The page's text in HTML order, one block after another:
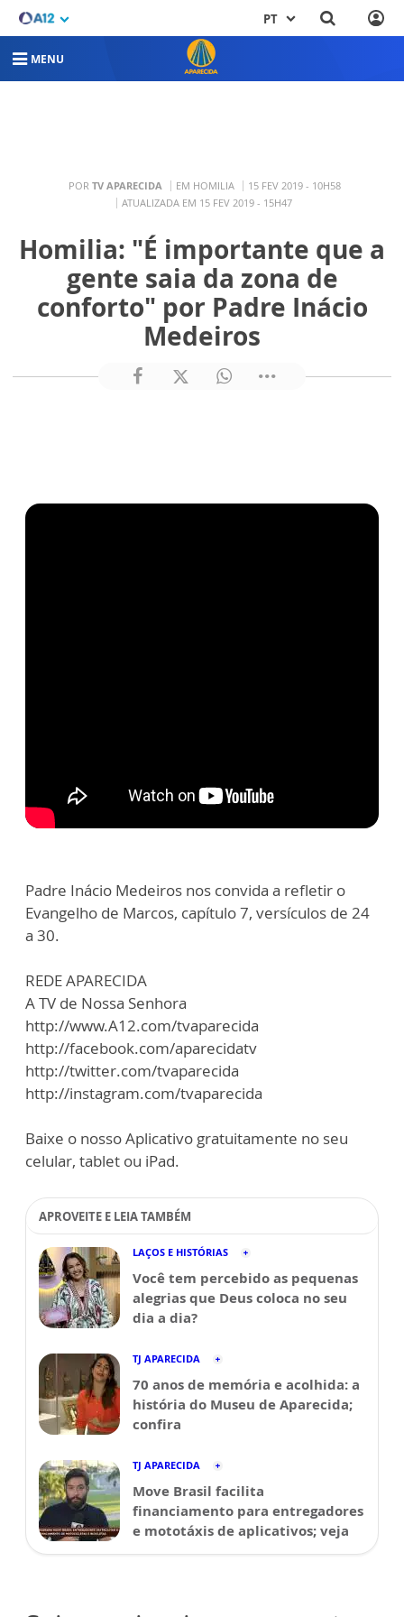
PT
MENU
POR TV APARECIDA EM HOMILIA
15 FEV 2019 - 10H58
ATUALIZADA EM 15 FEV 2019 - 15H47
Homilia: "É importante que a
gente saia da zona de
conforto" por Padre Inácio
Medeiros
Padre Inácio Medeiros nos convida a refletir o
Evangelho de Marcos, capítulo 7, versículos de 24
a 30.
REDE APARECIDA
A TV de Nossa Senhora
http://www.A12.com/tvaparecida
http://facebook.com/aparecidatv
http://twitter.com/tvaparecida
http://instagram.com/tvaparecida
Baixe o nosso Aplicativo gratuitamente no seu
celular, tablet ou iPad.
APROVEITE E LEIA TAMBÉM
LAÇOS E HISTÓRIAS
Você tem percebido as pequenas
alegrias que Deus coloca no seu
dia a dia?
TJ APARECIDA
70 anos de memória e acolhida: a
história do Museu de Aparecida;
confira
TJ APARECIDA
Move Brasil facilita
financiamento para entregadores
e mototáxis de aplicativos; veja